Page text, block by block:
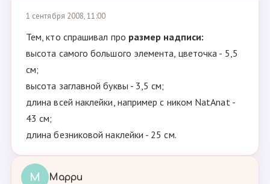
1 сентября 2008, 11:00
Тем, кто спрашивал про размер надписи:
высота самого большого элемента, цветочка - 5,5
см;
высота заглавной буквы - 3,5 см;
длина всей наклейки, например с ником NatAnat -
43 см;
длина безниковой наклейки - 25 см.
М Марри